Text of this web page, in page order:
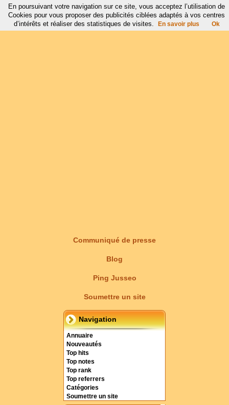
Communiqué de presse
Blog
Ping Jusseo
Soumettre un site
Navigation
Annuaire
Nouveautés
Top hits
Top notes
Top rank
Top referrers
Catégories
Soumettre un site
En poursuivant votre navigation sur ce site, vous acceptez l’utilisation de
Cookies pour vous proposer des publicités ciblées adaptés à vos centres
d’intérêts et réaliser des statistiques de visites.
En savoir plus Ok